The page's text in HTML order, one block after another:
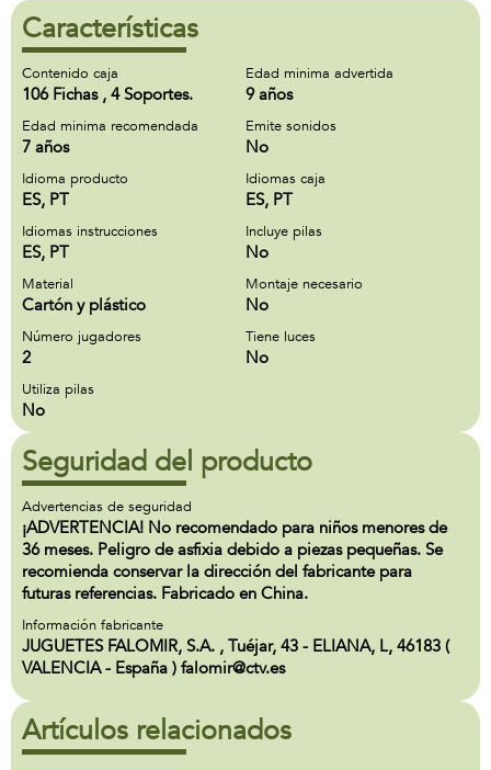
Características
Contenido caja
106 Fichas , 4 Soportes.
Edad minima advertida
9 años
Edad minima recomendada
7 años
Emite sonidos
No
Idioma producto
ES, PT
Idiomas caja
ES, PT
Idiomas instrucciones
ES, PT
Incluye pilas
No
Material
Cartón y plástico
Montaje necesario
No
Número jugadores
2
Tiene luces
No
Utiliza pilas
No
Seguridad del producto
Advertencias de seguridad
¡ADVERTENCIA! No recomendado para niños menores de
36 meses. Peligro de asfixia debido a piezas pequeñas. Se
recomienda conservar la dirección del fabricante para
futuras referencias. Fabricado en China.
Información fabricante
JUGUETES FALOMIR, S.A. , Tuéjar, 43 - ELIANA, L, 46183 (
VALENCIA - España ) falomir@ctv.es
Artículos relacionados